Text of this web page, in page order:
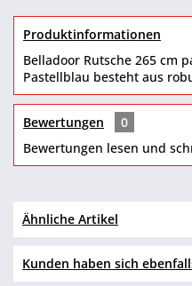
Produktinformationen
Belladoor Rutsche 265 cm
Pastellblau besteht aus
Bewertungen
0
Bewertungen lesen und
Ähnliche Artikel
Kunden haben sich